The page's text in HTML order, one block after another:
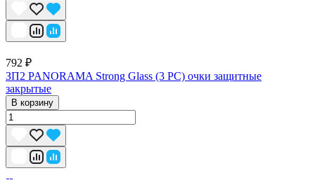
792 ₽
ЗП2 PANORAMA Strong Glass (3 PC) очки защитные
закрытые
В корзину